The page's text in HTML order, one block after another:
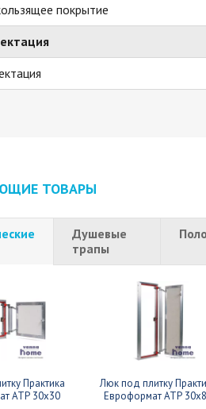
покрытие
ТОВАРЫ
Душевые
трапы
Практика
АТР 30x30
Люк под плитку
Евроформат АТР